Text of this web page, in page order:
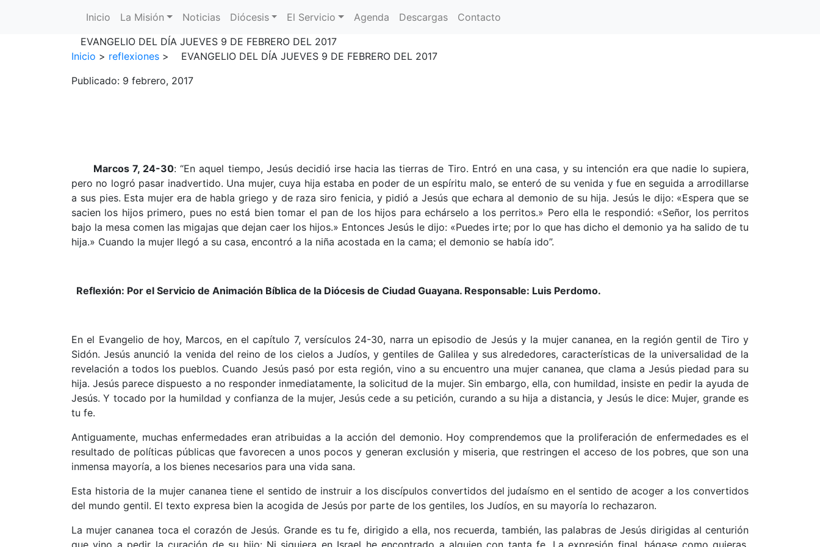
Main Menu
Inicio La Misión Noticias Diócesis El Servicio Agenda Descargas
Contacto
EVANGELIO DEL DÍA JUEVES 9 DE FEBRERO DEL 2017
Inicio > reflexiones >
EVANGELIO DEL DÍA JUEVES 9 DE FEBRERO DEL 2017
Publicado: 9 febrero, 2017
Marcos 7, 24-30: “En aquel tiempo, Jesús decidió irse hacia las tierras de Tiro. Entró en una casa, y su intención era que nadie lo supiera,
pero no logró pasar inadvertido. Una mujer, cuya hija estaba en poder de un espíritu malo, se enteró de su venida y fue en seguida a arrodillarse
a sus pies. Esta mujer era de habla griego y de raza siro fenicia, y pidió a Jesús que echara al demonio de su hija. Jesús le dijo: «Espera que se
sacien los hijos primero, pues no está bien tomar el pan de los hijos para echárselo a los perritos.» Pero ella le respondió: «Señor, los perritos
bajo la mesa comen las migajas que dejan caer los hijos.» Entonces Jesús le dijo: «Puedes irte; por lo que has dicho el demonio ya ha salido de tu
hija.» Cuando la mujer llegó a su casa, encontró a la niña acostada en la cama; el demonio se había ido”.
Reflexión: Por el Servicio de Animación Bíblica de la Diócesis de Ciudad Guayana. Responsable: Luis Perdomo.
En el Evangelio de hoy, Marcos, en el capítulo 7, versículos 24-30, narra un episodio de Jesús y la mujer cananea, en la región gentil de Tiro y
Sidón. Jesús anunció la venida del reino de los cielos a Judíos, y gentiles de Galilea y sus alrededores, características de la universalidad de la
revelación a todos los pueblos. Cuando Jesús pasó por esta región, vino a su encuentro una mujer cananea, que clama a Jesús piedad para su
hija. Jesús parece dispuesto a no responder inmediatamente, la solicitud de la mujer. Sin embargo, ella, con humildad, insiste en pedir la ayuda de
Jesús. Y tocado por la humildad y confianza de la mujer, Jesús cede a su petición, curando a su hija a distancia, y Jesús le dice: Mujer, grande es
tu fe.
Antiguamente, muchas enfermedades eran atribuidas a la acción del demonio. Hoy comprendemos que la proliferación de enfermedades es el
resultado de políticas públicas que favorecen a unos pocos y generan exclusión y miseria, que restringen el acceso de los pobres, que son una
inmensa mayoría, a los bienes necesarios para una vida sana.
Esta historia de la mujer cananea tiene el sentido de instruir a los discípulos convertidos del judaísmo en el sentido de acoger a los convertidos
del mundo gentil. El texto expresa bien la acogida de Jesús por parte de los gentiles, los Judíos, en su mayoría lo rechazaron.
La mujer cananea toca el corazón de Jesús. Grande es tu fe, dirigido a ella, nos recuerda, también, las palabras de Jesús dirigidas al centurión
que vino a pedir la curación de su hijo: Ni siquiera en Israel he encontrado a alguien con tanta fe. La expresión final, hágase como quieras,